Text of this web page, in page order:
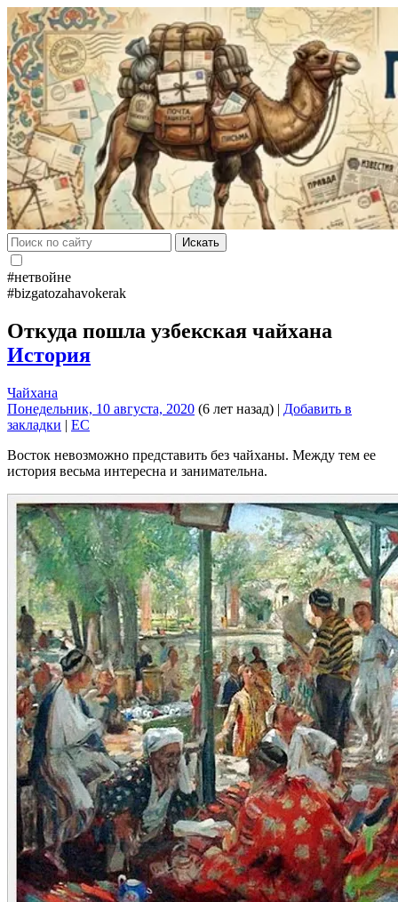
Искать
#нетвойне
#bizgatozahavokerak
Откуда пошла узбекская чайхана
История
Чайхана
Понедельник, 10 августа, 2020 (6 лет назад) | Добавить в
закладки | EC
Восток невозможно представить без чайханы. Между тем ее
история весьма интересна и занимательна.